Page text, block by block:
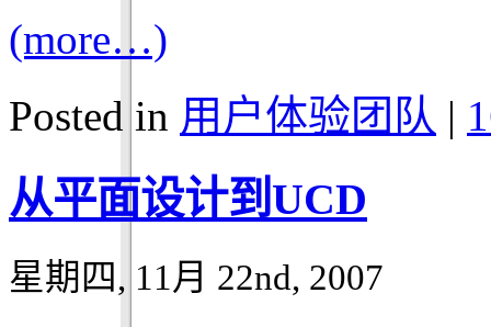
(more…)
Posted in 用户体验团队 |
从平面设计到UCD
星期四, 11月 22nd, 2007